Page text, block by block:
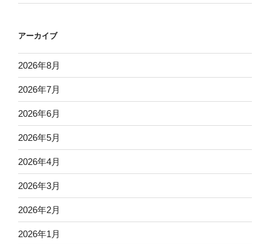
アーカイブ
2026年8月
2026年7月
2026年6月
2026年5月
2026年4月
2026年3月
2026年2月
2026年1月